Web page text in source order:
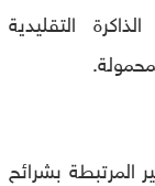
التقليدية
المرتبطة بشرائح